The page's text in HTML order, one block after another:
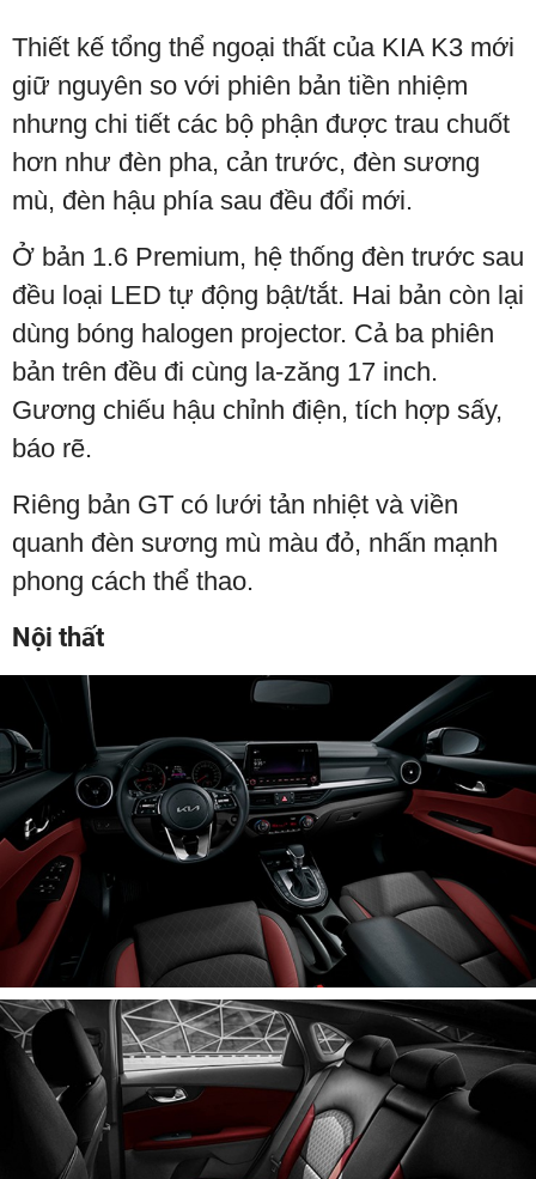
Thiết kế tổng thể ngoại thất của KIA K3 mới
giữ nguyên so với phiên bản tiền nhiệm
nhưng chi tiết các bộ phận được trau chuốt
hơn như đèn pha, cản trước, đèn sương
mù, đèn hậu phía sau đều đổi mới.
Ở bản 1.6 Premium, hệ thống đèn trước sau
đều loại LED tự động bật/tắt. Hai bản còn lại
dùng bóng halogen projector. Cả ba phiên
bản trên đều đi cùng la-zăng 17 inch.
Gương chiếu hậu chỉnh điện, tích hợp sấy,
báo rẽ.
Riêng bản GT có lưới tản nhiệt và viền
quanh đèn sương mù màu đỏ, nhấn mạnh
phong cách thể thao.
Nội thất